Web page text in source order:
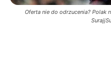
Oferta nie do odrzucenia? Polak